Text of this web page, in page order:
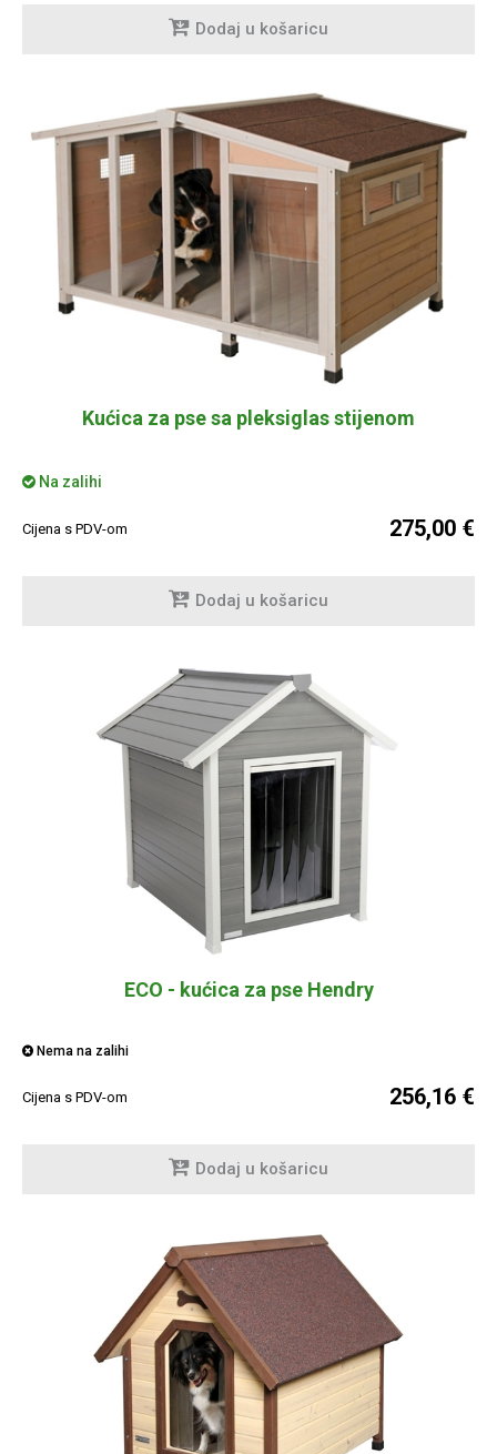
Dodaj u košaricu
Kućica za pse sa pleksiglas stijenom
Na zalihi
Cijena s PDV-om 275,00 €
Dodaj u košaricu
ECO - kućica za pse Hendry
Nema na zalihi
Cijena s PDV-om 256,16 €
Dodaj u košaricu